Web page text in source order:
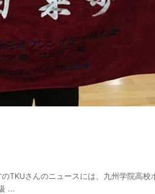
さんのニュースには、九州学院高校
...